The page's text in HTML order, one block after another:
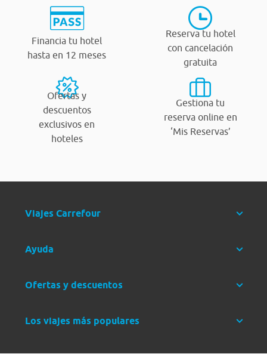
Financia tu hotel
hasta en 12 meses
Reserva tu hotel
con cancelación
gratuita
Ofertas y
descuentos
exclusivos en
hoteles
Gestiona tu
reserva online en
‘Mis Reservas’
Viajes Carrefour
Ayuda
Ofertas y descuentos
Los viajes más populares